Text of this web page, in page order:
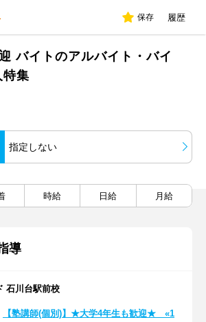
保存 履歴
バイトのアルバイト・バイ
特集
指定しない
時給 日給 月給
導
石川台駅前校
【塾講師(個別)】★大学4年生も歓迎★ «1